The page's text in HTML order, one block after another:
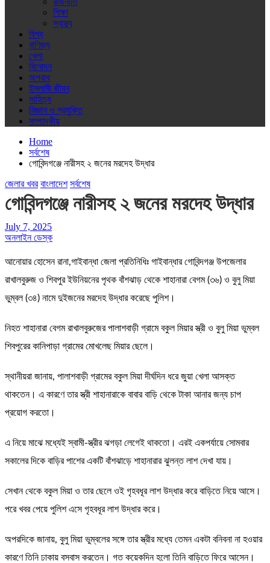
শিক্ষা
স্বাস্থ্য
বিশ্ব
বাণিজ্য
খেলা
বিনোদন
অপরাধ
ইসলামী জীবন
সাহিত্য
বিজ্ঞান ও প্রযুক্তি
সম্পাদকীয়
Home
সর্বশেষ
গোবিন্দগঞ্জে নারীসহ ২ জনের মরদেহ উদ্ধার
জেলার খবর বাংলাদেশ সর্বশেষ
গোবিন্দগঞ্জে নারীসহ ২ জনের মরদেহ উদ্ধার
July 7, 2025
অনলাইন ডেস্ক
আনোয়ার হোসেন রানা,গাইবান্ধা জেলা প্রতিনিধিঃ গাইবান্ধার গোবিন্দগঞ্জ উপজেলার
রাখালবুরুজ ও শিবপুর ইউনিয়নের পৃথক বাঁশঝাড় থেকে শাহানারা বেগম (৩৬) ও বুলু মিয়া
ভুম্বল (৩৪) নামে দুইজনের মরদেহ উদ্ধার করেছে পুলিশ।
নিহত শাহানারা বেগম রাখালবুরুজের পালাশবাড়ী গ্রামে বকুল মিয়ার স্ত্রী ও বুলু মিয়া ভুম্বল
শিবপুরের কানিপাড়া গ্রামের মোখলেছ মিয়ার ছেলে।
স্থানীয়রা জানায়, পালাশবাড়ী গ্রামের বকুল মিয়া দীর্ঘদিন ধরে জুয়া খেলা আসক্ত
থাকতেন। এ কারণে তার স্ত্রী শাহানারাকে বাবার বাড়ি থেকে টাকা আনার জন্য চাপ
প্রয়োগ করতো।
এ নিয়ে মাঝে মধ্যেই স্বামী-স্ত্রীর ঝগড়া লেগেই থাকতো। এরই একপর্যায়ে সোমবার
সকালের দিকে বাড়ির পাশের একটি বাঁশঝাড়ে শাহানারার ঝুলন্ত লাশ দেখা যায়।
সেখান থেকে বকুল মিয়া ও তার ছেলে ওই গৃহবধূর লাশ উদ্ধার করে বাড়িতে নিয়ে আসে।
পরে খবর পেয়ে পুলিশ এসে গৃহবধূর লাশ উদ্ধার করে।
অপরদিকে জানায়, বুলু মিয়া ভুম্বলের সঙ্গে তার স্ত্রীর মধ্যে তেমন একটা বনিবনা না হওয়ার
কারণে তিনি ঢাকায় বসবাস করতেন। গত কয়েকদিন হলো তিনি বাড়িতে ফিরে আসেন।